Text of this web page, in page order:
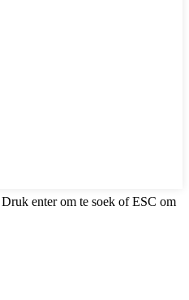
Druk enter om te soek of ESC om